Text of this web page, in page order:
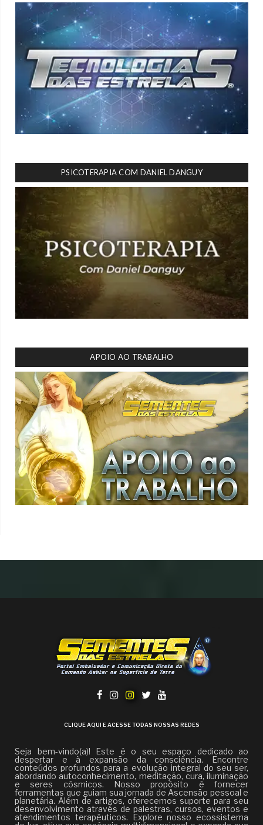
PSICOTERAPIA COM DANIEL DANGUY
APOIO AO TRABALHO
CLIQUE AQUI E ACESSE TODAS NOSSAS REDES
Seja bem-vindo(a)! Este é o seu espaço dedicado ao
despertar e à expansão da consciência. Encontre
conteúdos profundos para a evolução integral do seu ser,
abordando autoconhecimento, meditação, cura, iluminação
e seres cósmicos. Nosso propósito é fornecer
ferramentas que guiam sua jornada de Ascensão pessoal e
planetária. Além de artigos, oferecemos suporte para seu
desenvolvimento através de palestras, cursos, eventos e
atendimentos terapêuticos. Explore nosso ecossistema